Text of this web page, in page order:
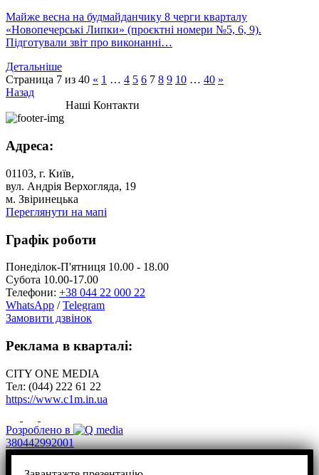
Майже весна на будмайданчику 8 черги кварталу
«Новопечерські Липки» (проєктні номери №5, 6, 9).
Підготували звіт про виконанні…
Детальніше
Страница 7 из 40 « 1 … 4 5 6 7 8 9 10 … 40 »
Назад
Наші Контакти
Адреса:
01103, г. Київ,
вул. Андрія Верхогляда, 19
м. Звіринецька
Переглянути на мапі
Графік роботи
Понеділок-П'ятниця 10.00 - 18.00
Субота 10.00-17.00
Телефони: +38 044 22 000 22
WhatsApp /Telegram
Замовити дзвінок
Реклама в кварталі:
CITY ONE MEDIA
Тел: (044) 222 61 22
https://www.c1m.in.ua
Розроблено в
380442992001